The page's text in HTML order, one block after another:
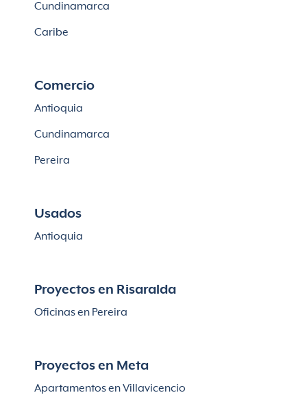
Cundinamarca
Caribe
Comercio
Antioquia
Cundinamarca
Pereira
Usados
Antioquia
Proyectos en Risaralda
Oficinas en Pereira
Proyectos en Meta
Apartamentos en Villavicencio